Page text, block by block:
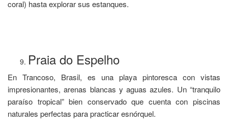
coral) hasta explorar sus estanques.
Praia do Espelho
En Trancoso, Brasil, es una playa pintoresca con vistas
impresionantes, arenas blancas y aguas azules. Un “tranquilo
paraíso tropical” bien conservado que cuenta con piscinas
naturales perfectas para practicar esnórquel.